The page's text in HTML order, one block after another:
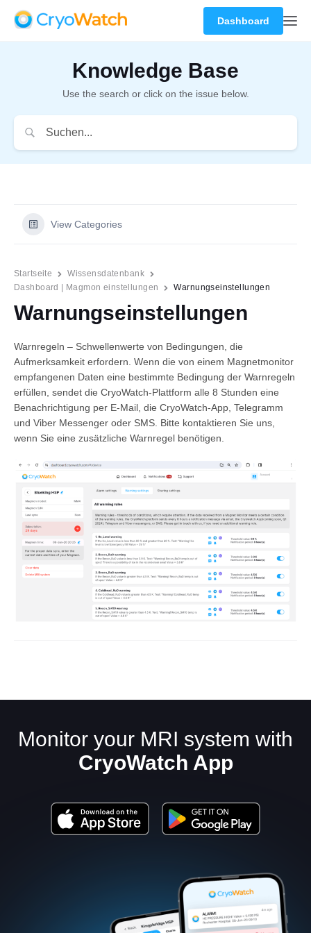
Dashboard
Knowledge Base
Use the search or click on the issue below.
View Categories
Startseite
Wissensdatenbank
Dashboard | Magmon einstellungen
Warnungseinstellungen
Warnungseinstellungen
Warnregeln – Schwellenwerte von Bedingungen, die
Aufmerksamkeit erfordern. Wenn die von einem Magnetmonitor
empfangenen Daten eine bestimmte Bedingung der Warnregeln
erfüllen, sendet die CryoWatch-Plattform alle 8 Stunden eine
Benachrichtigung per E-Mail, die CryoWatch-App, Telegramm
und Viber Messenger oder SMS. Bitte kontaktieren Sie uns,
wenn Sie eine zusätzliche Warnregel benötigen.
Monitor your MRI system with
CryoWatch App